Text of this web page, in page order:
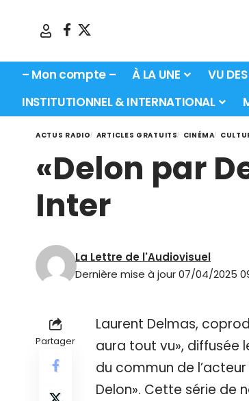
– Mon compte – À LA UNE VU
INSTITUTIONNEL & INTERNATIONAL
ACTUS RADIO ARTICLES GRATUITS CINÉMA
«Delon par
Inter
Dernière mise à jour 07/04/2025
La Lettre de l'Audiovisuel
Partager
Laurent Delmas,
aura tout vu», diffusée
du commun de
Delon». Cette série de